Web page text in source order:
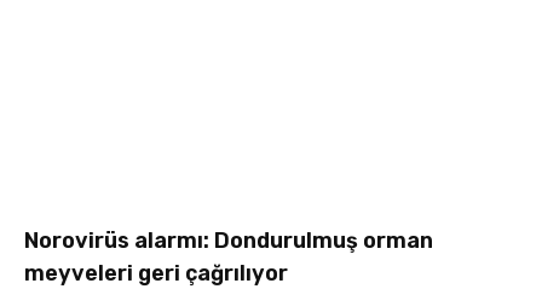
Norovirüs alarmı: Dondurulmuş orman
meyveleri geri çağrılıyor